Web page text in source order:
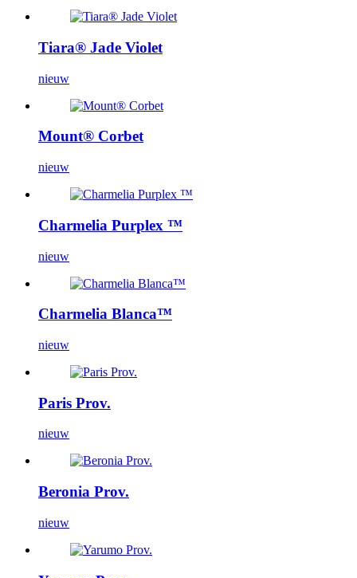
Tiara® Jade Violet
nieuw
Mount® Corbet
nieuw
Charmelia Purplex ™
nieuw
Charmelia Blanca™
nieuw
Paris Prov.
nieuw
Beronia Prov.
nieuw